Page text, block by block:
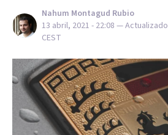
Nahum Montagud Rubio
13 abril, 2021 - 22:08 — Actualizado
CEST